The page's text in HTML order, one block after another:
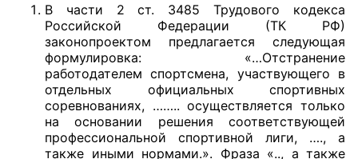
Общественные советы по проведению
независимой оценки качества условий
оказания услуг
О Палате
Структура Палаты
Комиссии
В части 2 ст. 3485 Трудового кодекса
Российской Федерации (ТК РФ)
законопроектом предлагается следующая
формулировка: «…Отстранение
работодателем спортсмена, участвующего в
отдельных официальных спортивных
соревнованиях, …….. осуществляется только
на основании решения соответствующей
профессиональной спортивной лиги, …., а
также иными нормами.». Фраза «.., а также